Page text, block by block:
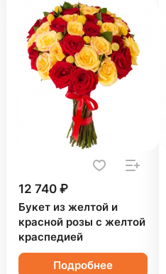
12 740 ₽
Букет из желтой и
красной розы с желтой
краспедией
Подробнее